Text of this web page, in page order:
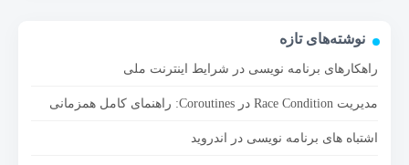
نوشته‌های تازه
راهکارهای برنامه نویسی در شرایط اینترنت ملی
مدیریت Race Condition در Coroutines: راهنمای کامل همزمانی
اشتباه های برنامه نویسی در اندروید